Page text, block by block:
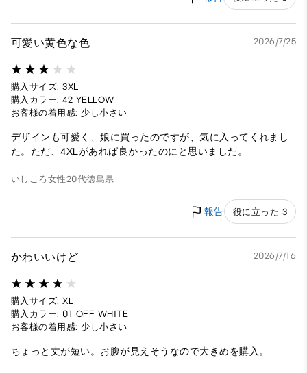
可愛い黄色な色 2026/7/25
購入サイズ: 3XL
購入カラー: 42 YELLOW
お客様の着用感: 少し小さい
デザインも可愛く、娘に買ったのですが、気に入ってくれまし
た。ただ、4XLがあれば良かったのにと思いました。
いしころ 女性20代徳島県
報告 役に立った 3
かわいいけど 2026/7/16
購入サイズ: XL
購入カラー: 01 OFF WHITE
お客様の着用感: 少し小さい
ちょっと丈が短い。お腹が見えそうなので大きめを購入。